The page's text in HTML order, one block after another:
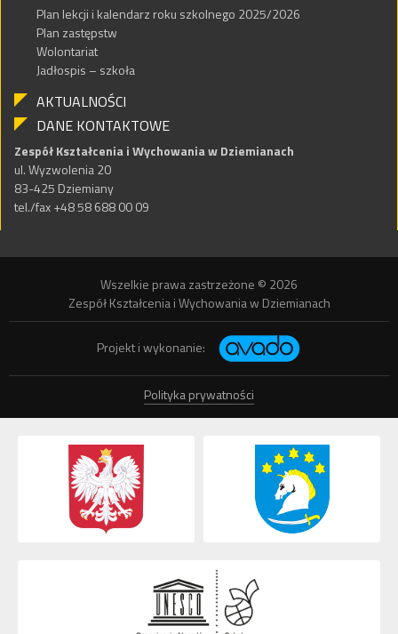
Plan lekcji i kalendarz roku szkolnego 2025/2026
Plan zastępstw
Wolontariat
Jadłospis – szkoła
AKTUALNOŚCI
DANE KONTAKTOWE
Zespół Kształcenia i Wychowania w Dziemianach
ul. Wyzwolenia 20
83-425 Dziemiany
tel./fax +48 58 688 00 09
Wszelkie prawa zastrzeżone © 2026
Zespół Kształcenia i Wychowania w Dziemianach
Projekt i wykonanie:
Polityka prywatności